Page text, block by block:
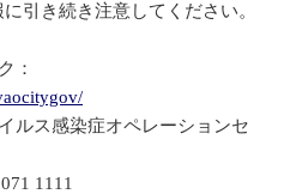
引き続き注意してください。
：
ルス感染症オペレーションセ
1111